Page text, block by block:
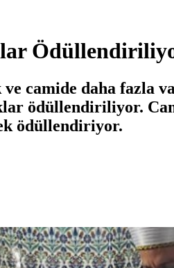
camide daha fazla
ödüllendiriliyor.
ödüllendiriyor.